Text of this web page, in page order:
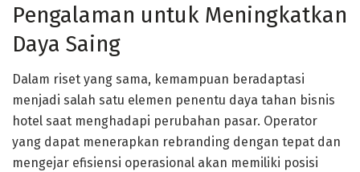
Pengalaman untuk Meningkatkan
Daya Saing
Dalam riset yang sama, kemampuan beradaptasi
menjadi salah satu elemen penentu daya tahan bisnis
hotel saat menghadapi perubahan pasar. Operator
yang dapat menerapkan rebranding dengan tepat dan
mengejar efisiensi operasional akan memiliki posisi